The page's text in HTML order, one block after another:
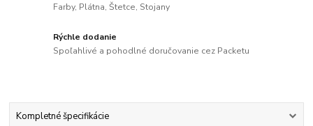
Farby, Plátna, Štetce, Stojany
Rýchle dodanie
Spoľahlivé a pohodlné doručovanie cez Packetu
Kompletné špecifikácie